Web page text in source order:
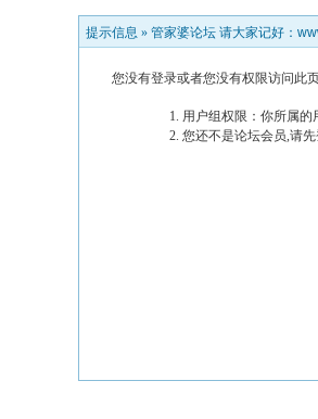
提示信息 » 管家婆论坛 请大家记好：
您没有登录或者您没有权限访问此
用户组权限：你所属
您还不是论坛会员,请